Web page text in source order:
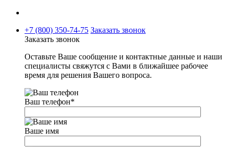
+7 (800) 350-74-75 Заказать звонок
Заказать звонок
Оставьте Ваше сообщение и контактные данные и наши
специалисты свяжутся с Вами в ближайшее рабочее
время для решения Вашего вопроса.
Ваш телефон*
Ваше имя